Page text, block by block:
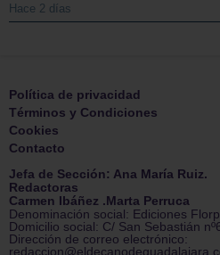
Hace 2 días
Política de privacidad
Términos y Condiciones
Cookies
Contacto
Jefa de Sección: Ana María Ruiz.
Redactoras
Carmen Ibáñez .Marta Perruca
Denominación social: Ediciones
Domicilio social: C/ San Sebastián
Dirección de correo electrónico: